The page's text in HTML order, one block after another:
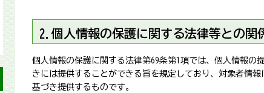
2.個人情報の保護に関する法律等との関
個人情報の保護に関する法律第69条第1項では、個人情報の
きには提供することができる旨を規定しており、対象者情
基づき提供するものです。